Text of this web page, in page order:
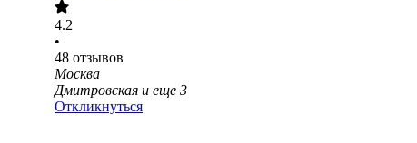
4.2
•
48 отзывов
Москва
Дмитровская и еще 3
Откликнуться